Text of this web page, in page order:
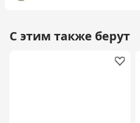
С этим также берут